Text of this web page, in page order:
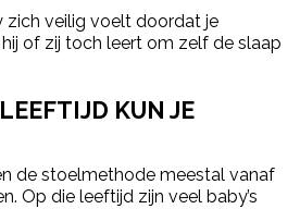
zich veilig voelt doordat je
of zij toch leert om zelf de slaap
KUN JE
de stoelmethode meestal vanaf
Op die leeftijd zijn veel baby’s